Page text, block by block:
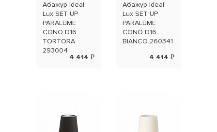
Абажур Ideal
Lux SET UP
PARALUME
CONO D16
TORTORA
293004
4 414 ₽
Абажур Ideal
Lux SET UP
PARALUME
CONO D16
BIANCO 260341
4 414 ₽